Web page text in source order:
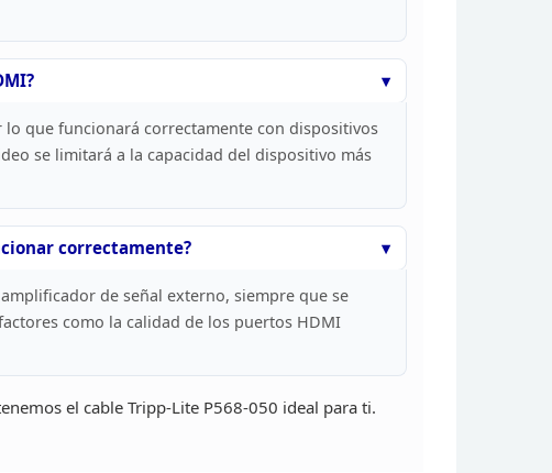
que funcionará correctamente con dispositivos
se limitará a la capacidad del dispositivo más
correctamente?
de señal externo, siempre que se
como la calidad de los puertos HDMI
el cable Tripp-Lite P568-050 ideal para ti.